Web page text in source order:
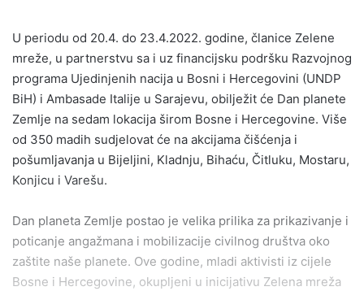
U periodu od 20.4. do 23.4.2022. godine, članice Zelene
mreže, u partnerstvu sa i uz financijsku podršku Razvojnog
programa Ujedinjenih nacija u Bosni i Hercegovini (UNDP
BiH) i Ambasade Italije u Sarajevu, obilježit će Dan planete
Zemlje na sedam lokacija širom Bosne i Hercegovine. Više
od 350 madih sudjelovat će na akcijama čišćenja i
pošumljavanja u Bijeljini, Kladnju, Bihaću, Čitluku, Mostaru,
Konjicu i Varešu.
Dan planeta Zemlje postao je velika prilika za prikazivanje i
poticanje angažmana i mobilizacije civilnog društva oko
zaštite naše planete. Ove godine, mladi aktivisti iz cijele
Bosne i Hercegovine, okupljeni u inicijativu Zelena mreža